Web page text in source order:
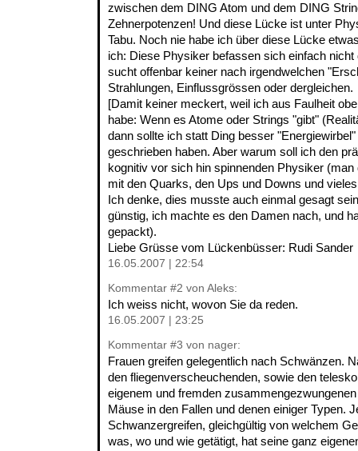
zwischen dem DING Atom und dem DING
Zehnerpotenzen! Und diese Lücke ist unter
Tabu. Noch nie habe ich über diese Lücke
ich: Diese Physiker befassen sich einfach
sucht offenbar keiner nach irgendwelchen
Strahlungen, Einflussgrössen oder dergleichen.
[Damit keiner meckert, weil ich aus Faulheit
habe: Wenn es Atome oder Strings "gibt"
dann sollte ich statt Ding besser
geschrieben haben. Aber warum soll ich den
kognitiv vor sich hin spinnenden Physiker
mit den Quarks, den Ups und Downs und
Ich denke, dies musste auch einmal gesagt
günstig, ich machte es den Damen nach, und
gepackt).
Liebe Grüsse vom Lückenbüsser: Rudi Sander
16.05.2007 | 22:54
Kommentar #2 von Aleks:
Ich weiss nicht, wovon Sie da reden.
16.05.2007 | 23:25
Kommentar #3 von nager:
Frauen greifen gelegentlich nach Schwänzen.
den fliegenverscheuchenden, sowie den
eigenem und fremden
Mäuse in den Fallen und denen einiger Typen.
Schwanzergreifen, gleichgültig von welchem
was, wo und wie getätigt, hat seine ganz